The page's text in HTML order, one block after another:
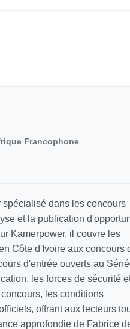
Francophone
dans les concours
et la publication
Kamerpower, il couvre les
Côte d'Ivoire aux concours
d'entrée ouverts au
les forces de sécurité
les conditions
offrant aux lecteurs
approfondie de Fabrice